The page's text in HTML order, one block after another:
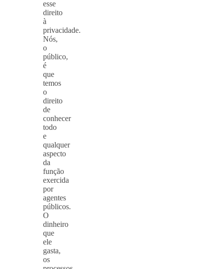
esse
direito
à
privacidade.
Nós,
o
público,
é
que
temos
o
direito
de
conhecer
todo
e
qualquer
aspecto
da
função
exercida
por
agentes
públicos.
O
dinheiro
que
ele
gasta,
os